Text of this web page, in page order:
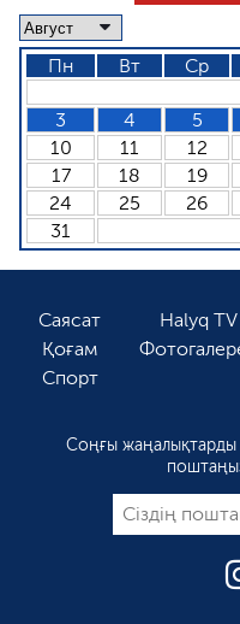
Пн Вт Ср
3
4 5
10
11 12
17
18 19
24
25 26
31
Саясат
Қоғам
Спорт
Halyq TV
Соңғы